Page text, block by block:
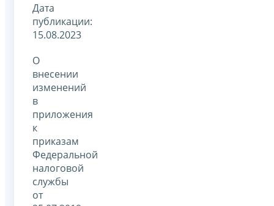
Дата
публикации:
15.08.2023
О
внесении
изменений
в
приложения
к
приказам
Федеральной
налоговой
службы
от